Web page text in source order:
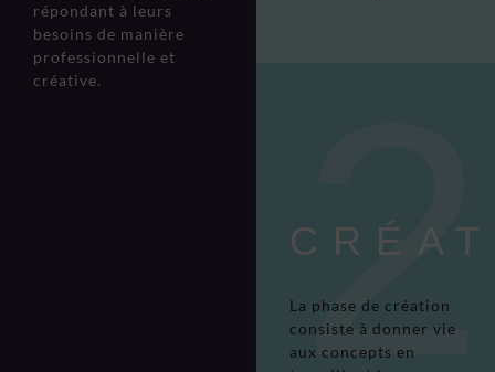
répondant à leurs
besoins de manière
professionnelle et
créative.
La phase de création
consiste à donner vie
aux concepts en